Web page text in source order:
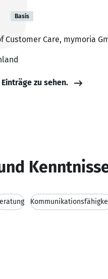
Basis
Customer Care, mymoria
zu sehen.